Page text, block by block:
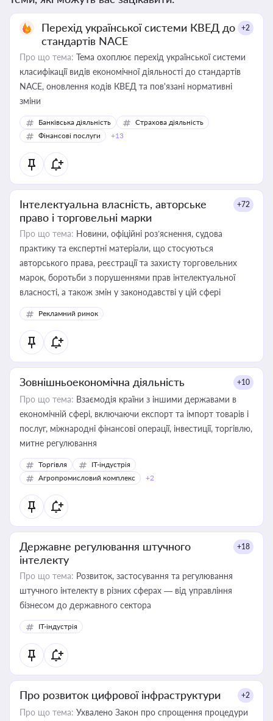
Перехід української системи КВЕД до
стандартів NACE
+2
Про що тема: Тема охоплює перехід української системи
класифікації видів економічної діяльності до стандартів
NACE, оновлення кодів КВЕД та пов'язані нормативні
зміни
Банківська діяльність
Страхова діяльність
Фінансові послуги
+13
Інтелектуальна власність, авторське
право і торговельні марки
+72
Про що тема: Новини, офіційні роз’яснення, судова
практику та експертні матеріали, що стосуються
авторського права, реєстрації та захисту торговельних
марок, боротьби з порушеннями прав інтелектуальної
власності, а також змін у законодавстві у цій сфері
Рекламний ринок
Зовнішньоекономічна діяльність +10
Про що тема: Взаємодія країни з іншими державами в
економічній сфері, включаючи експорт та імпорт товарів і
послуг, міжнародні фінансові операції, інвестиції, торгівлю,
митне регулювання
Торгівля
IT-індустрія
Агропромисловий комплекс
+2
Державне регулювання штучного
інтелекту
+18
Про що тема: Розвиток, застосування та регулювання
штучного інтелекту в різних сферах — від управління
бізнесом до державного сектора
IT-індустрія
Про розвиток цифрової інфраструктури +2
Про що тема: Ухвалено Закон про спрощення процедури